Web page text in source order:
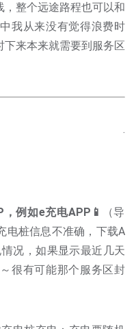
整个远途路程也可以和
我从来没有觉得浪费时
来本来就需要到服务区
.
例如e充电APP📱
（导
电桩信息不准确，下载A
况，如果显示最近几天
很有可能那个服务区封